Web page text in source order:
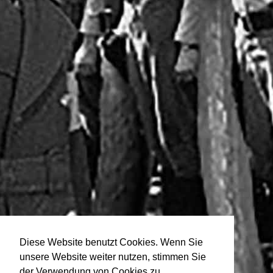
Diese Website benutzt Cookies. Wenn Sie
unsere Website weiter nutzen, stimmen Sie